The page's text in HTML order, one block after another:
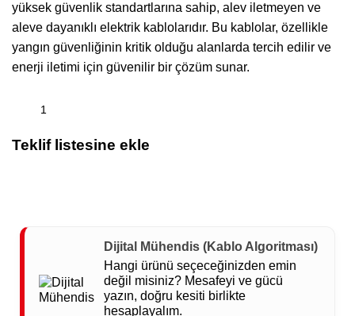
yüksek güvenlik standartlarına sahip, alev iletmeyen ve
aleve dayanıklı elektrik kablolarıdır. Bu kablolar, özellikle
yangın güvenliğinin kritik olduğu alanlarda tercih edilir ve
enerji iletimi için güvenilir bir çözüm sunar.
Teklif listesine ekle
Dijital Mühendis (Kablo Algoritması)
Hangi ürünü seçeceğinizden emin
değil misiniz? Mesafeyi ve gücü
yazın, doğru kesiti birlikte
hesaplayalım.